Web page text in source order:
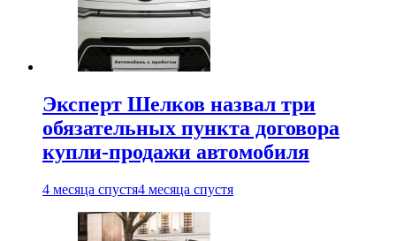
Эксперт Шелков назвал три
обязательных пункта договора
купли-продажи автомобиля
4 месяца спустя4 месяца спустя